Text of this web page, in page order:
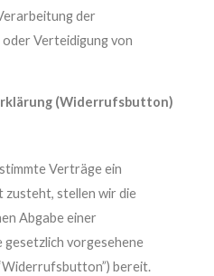
der
Verteidigung von
(Widerrufsbutton)
Verträge ein
stellen wir die
Abgabe einer
vorgesehene
bereit.